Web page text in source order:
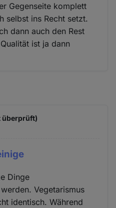
Gegenseite komplett
selbst ins Recht setzt.
dann auch den Rest
ist ja dann
überprüft)
Dinge
Vegetarismus
identisch. Während